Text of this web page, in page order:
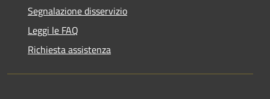
Segnalazione disservizio
Leggi le FAQ
Richiesta assistenza